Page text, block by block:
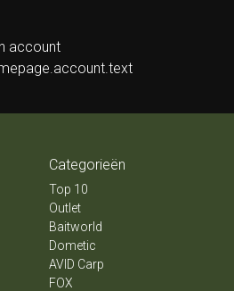
account
Categorieën
Top 10
Outlet
Baitworld
Dometic
AVID Carp
FOX